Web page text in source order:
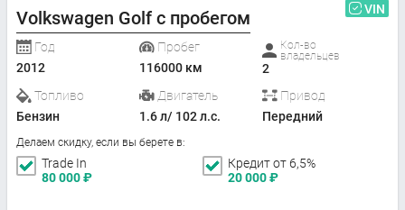
Volkswagen Golf с пробегом VIN
Год
2012
Пробег
116000 км
Кол-во
владельцев
2
Топливо
Бензин
Двигатель
1.6 л/ 102 л.с.
Привод
Передний
Делаем скидку, если вы берете в:
Trade In
80 000₽
Кредит от 6,5%
20 000₽